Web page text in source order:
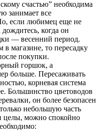
счастью” необходима
занимает все
если любимец еще не
когда он
— весенний период.
магазине, то пересадку
покупки.
горшок, а
больше. Пересаживать
корневая система
Большинство цветоводов
он более безопасен
небольшую часть
целы, можно спокойно